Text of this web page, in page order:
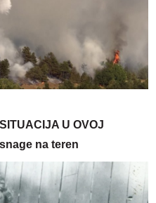
U OVOJ
na teren